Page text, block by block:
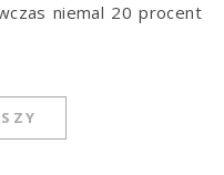
niemal 20 procent